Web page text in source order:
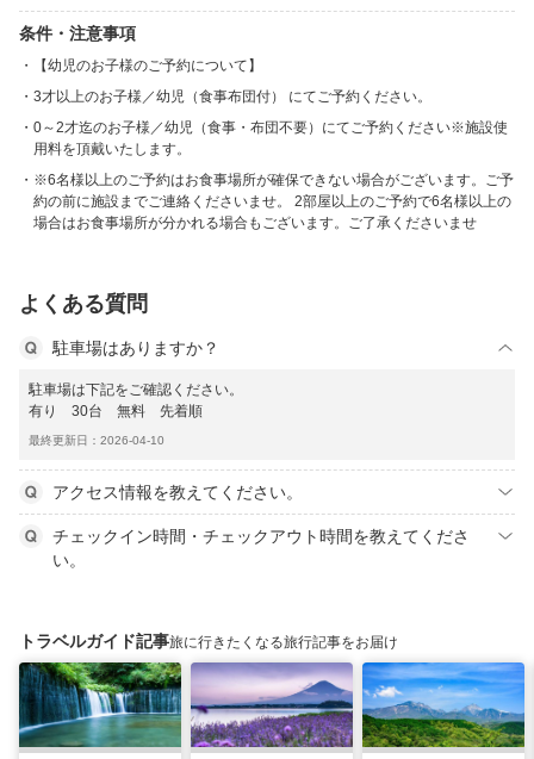
条件・注意事項
【幼児のお子様のご予約について】
3才以上のお子様／幼児（食事布団付） にてご予約ください。
0～2才迄のお子様／幼児（食事・布団不要）にてご予約ください※施設使
用料を頂戴いたします。
※6名様以上のご予約はお食事場所が確保できない場合がございます。ご予
約の前に施設までご連絡くださいませ。 2部屋以上のご予約で6名様以上の
場合はお食事場所が分かれる場合もございます。ご了承くださいませ
よくある質問
駐車場はありますか？
駐車場は下記をご確認ください。
有り 30台 無料 先着順
最終更新日：2026-04-10
アクセス情報を教えてください。
チェックイン時間・チェックアウト時間を教えてくださ
い。
トラベルガイド記事旅に行きたくなる旅行記事をお届け